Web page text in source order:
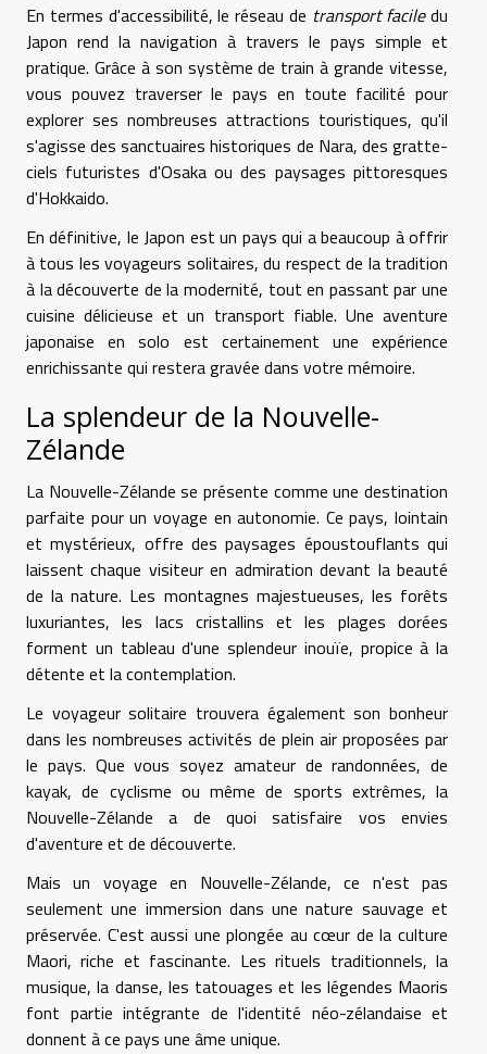
En termes d'accessibilité, le réseau de transport faciledu
Japon rend la navigation à travers le pays simple et
pratique. Grâce à son système de train à grande vitesse,
vous pouvez traverser le pays en toute facilité pour
explorer ses nombreuses attractions touristiques, qu'il
s'agisse des sanctuaires historiques de Nara, des gratte-
ciels futuristes d'Osaka ou des paysages pittoresques
d'Hokkaido.
En définitive, le Japon est un pays qui a beaucoup à offrir
à tous les voyageurs solitaires, du respect de la tradition
à la découverte de la modernité, tout en passant par une
cuisine délicieuse et un transport fiable. Une aventure
japonaise en solo est certainement une expérience
enrichissante qui restera gravée dans votre mémoire.
La splendeur de la Nouvelle-
Zélande
La Nouvelle-Zélande se présente comme une destination
parfaite pour un voyage en autonomie. Ce pays, lointain
et mystérieux, offre des paysages époustouflants qui
laissent chaque visiteur en admiration devant la beauté
de la nature. Les montagnes majestueuses, les forêts
luxuriantes, les lacs cristallins et les plages dorées
forment un tableau d'une splendeur inouïe, propice à la
détente et la contemplation.
Le voyageur solitaire trouvera également son bonheur
dans les nombreuses activités de plein air proposées par
le pays. Que vous soyez amateur de randonnées, de
kayak, de cyclisme ou même de sports extrêmes, la
Nouvelle-Zélande a de quoi satisfaire vos envies
d'aventure et de découverte.
Mais un voyage en Nouvelle-Zélande, ce n'est pas
seulement une immersion dans une nature sauvage et
préservée. C'est aussi une plongée au cœur de la culture
Maori, riche et fascinante. Les rituels traditionnels, la
musique, la danse, les tatouages et les légendes Maoris
font partie intégrante de l'identité néo-zélandaise et
donnent à ce pays une âme unique.